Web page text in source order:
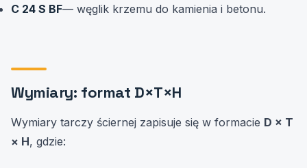
C 24 S BF— węglik krzemu do kamienia i betonu.
Wymiary: format D×T×H
Wymiary tarczy ściernej zapisuje się w formacie D × T
× H, gdzie: